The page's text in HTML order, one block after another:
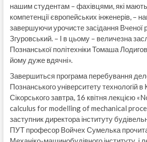
нашим студентам – фахівцями, які мають
компетенції європейських інженерів, –
завершуючи урочисте засідання
Згуровський. – І в цьому – величезна
Познанської політехніки Томаша
йому дуже вдячні».
Завершиться програма перебування
Познанського університету технологій в
Сікорського завтра, 16 квітня лекцією
calculus for modelling of mechanical
заступник директора інституту
ПУТ професор Войчех Сумелька